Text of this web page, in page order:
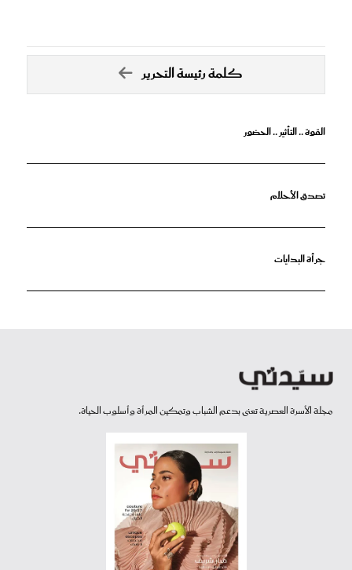
كلمة رئيسة التحرير
القوة .. التأثير .. الحضور
تصدق الأحلام
جرأة البدايات
مجلة الأسرة العصرية تعنى بدعم الشباب وتمكين المرأة وأسلوب الحياة.